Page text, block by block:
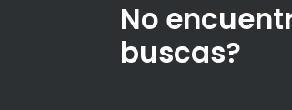
No
buscas?